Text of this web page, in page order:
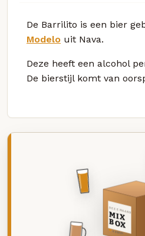
De Barrilito is een bier
Modelo uit Nava.
Deze heeft een alcohol
De bierstijl komt van
DEZE MAAND
MIX
BOX
8 BIEREN